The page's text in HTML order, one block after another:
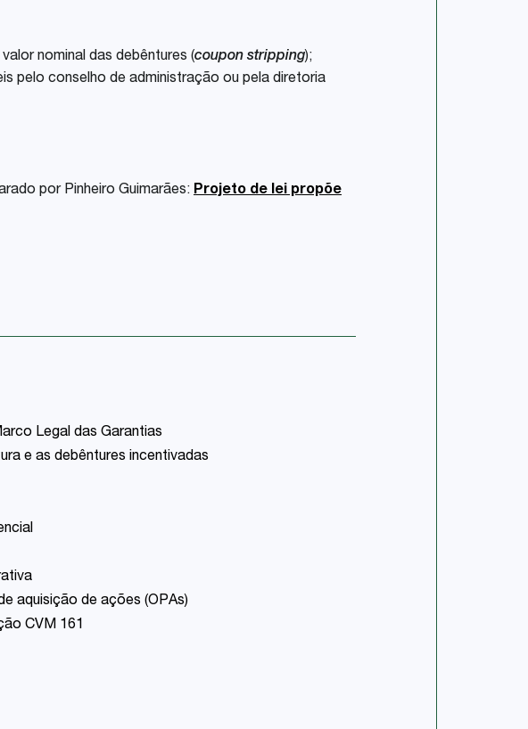
nominal das debêntures (coupon stripping);
pelo conselho de administração ou pela diretoria
por Pinheiro Guimarães: Projeto de lei propõe
Legal das Garantias
e as debêntures incentivadas
aquisição de ações (OPAs)
CVM 161